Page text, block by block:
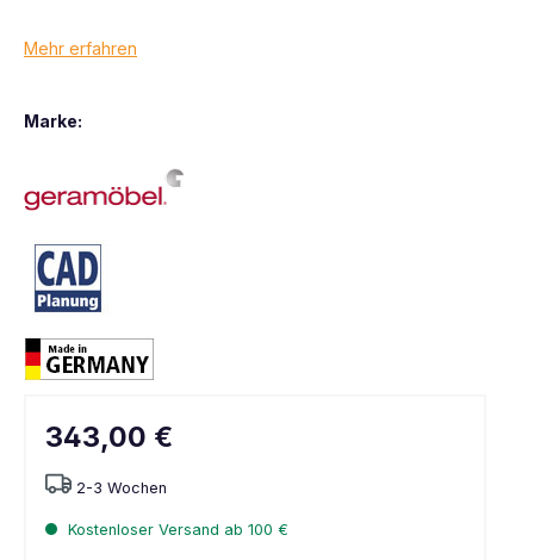
Mehr erfahren
Marke:
343,00 €
2-3 Wochen
Kostenloser Versand ab 100 €